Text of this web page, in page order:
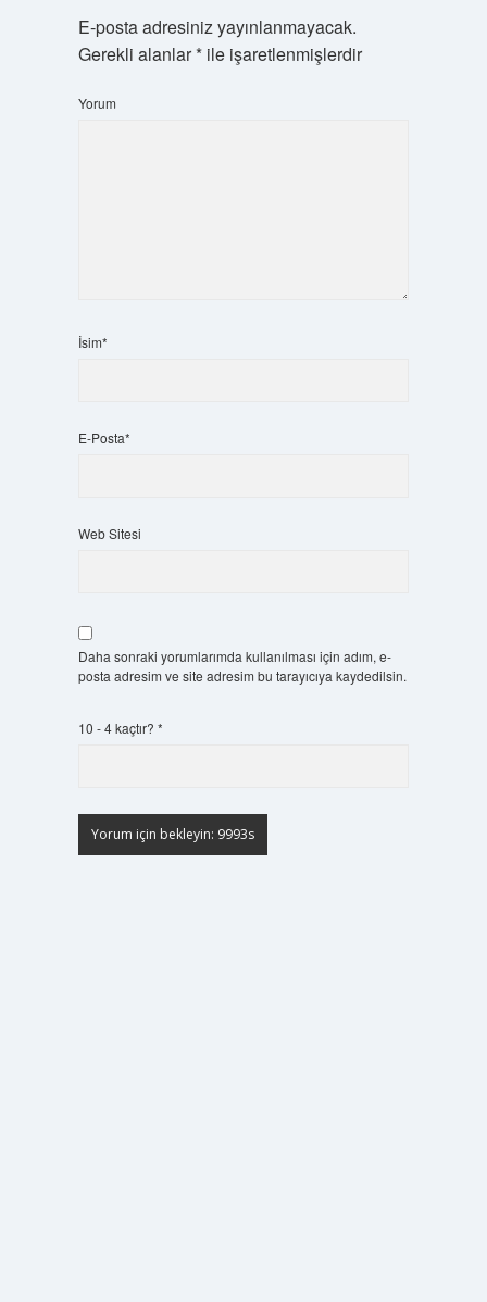
E-posta adresiniz yayınlanmayacak.
Gerekli alanlar*ile işaretlenmişlerdir
Yorum
İsim*
E-Posta*
Web Sitesi
Daha sonraki yorumlarımda kullanılması için adım, e-
posta adresim ve site adresim bu tarayıcıya kaydedilsin.
10 - 4 kaçtır? *